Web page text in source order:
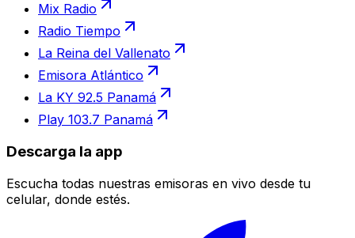
Mix Radio
Radio Tiempo
La Reina del Vallenato
Emisora Atlántico
La KY 92.5 Panamá
Play 103.7 Panamá
Descarga la app
Escucha todas nuestras emisoras en vivo desde tu
celular, donde estés.